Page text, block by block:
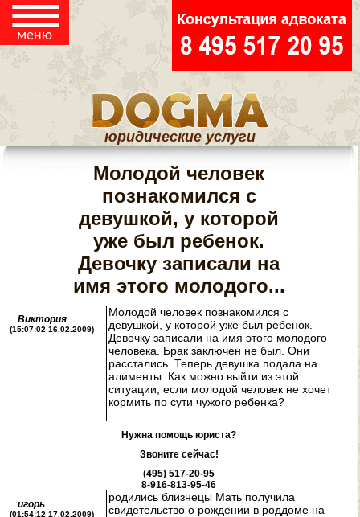
СТАТЬИ
☰
меню
юридические услуги
Молодой человек
познакомился с
девушкой, у которой
уже был ребенок.
Девочку записали на
имя этого молодого...
Виктория
(15:07:02 16.02.2009)
Молодой человек познакомился с
девушкой, у которой уже был ребенок.
Девочку записали на имя этого молодого
человека. Брак заключен не был. Они
расстались. Теперь девушка подала на
алименты. Как можно выйти из этой
ситуации, если молодой человек не хочет
кормить по сути чужого ребенка?
Нужна помощь юриста?
Звоните сейчас!
(495) 517-20-95
8-916-813-95-46
игорь
(01:54:12 17.02.2009)
родились близнецы Мать получила
свидетельство о рождении в роддоме на